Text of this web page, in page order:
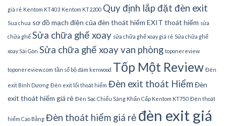
giá rẻ Kentom KT403 Kentom KT2200 Quy định lắp đặt đèn exit
Sua chua sơ đồ mạch điện của đèn thoát hiểm EXIT thoát hiểm sửa
chữa ghế Sửa chữa ghế xoay sửa chữa ghế xoay giá rẻ Sửa chữa ghế
xoay Sài Gòn Sửa chữa ghế xoay van phòng toponereview
toponereview.com tần số bộ đàm kenwood Tốp Một Review Đèn
exit Bình Dương Đèn exit lối thoát hiểm Đèn exit thoát HiểmĐèn
exit thoát hiểm giá rẻ Đèn Sạc Chiếu Sáng Khẩn Cấp Kentom KT750 Đèn thoát
hiểm Cao Bằng Đèn thoát hiểm giá rẻ đèn exit giá